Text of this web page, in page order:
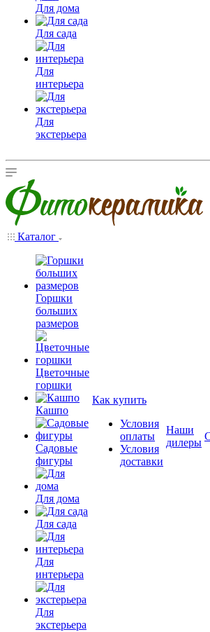
Для дома
Для сада
Для
интерьера
Для
экстерьера
Каталог
Горшки
больших
размеров
Цветочные
горшки
Кашпо
Садовые
фигуры
Для дома
Для сада
Для
интерьера
Для
экстерьера
Как купить
Условия
оплаты
Условия
доставки
Наши
дилеры